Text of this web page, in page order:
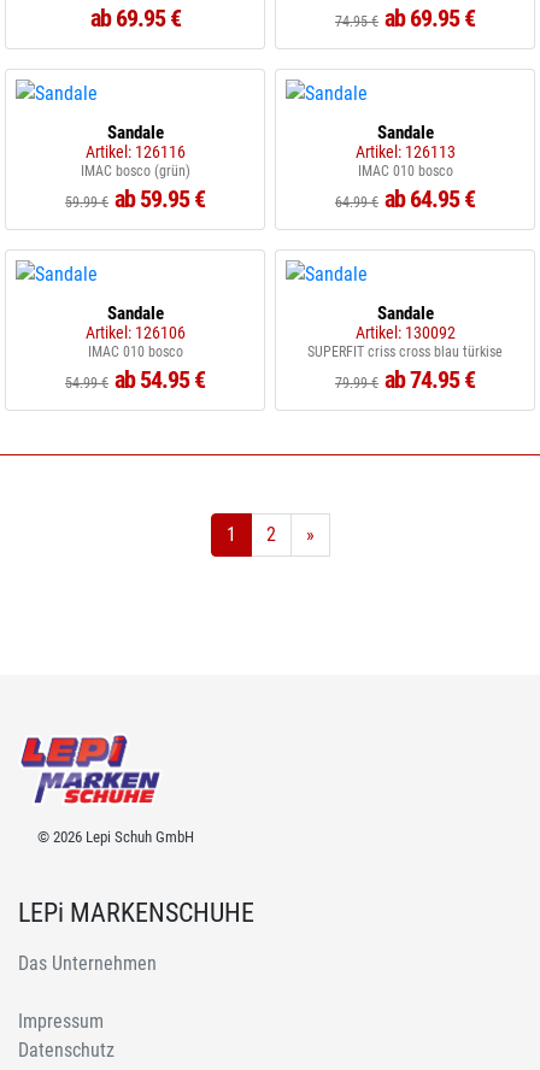
ab 69.95 €
74.95 € ab 69.95 €
Sandale
Artikel: 126116
IMAC bosco (grün)
59.99 € ab 59.95 €
Sandale
Artikel: 126113
IMAC 010 bosco
64.99 € ab 64.95 €
Sandale
Artikel: 126106
IMAC 010 bosco
54.99 € ab 54.95 €
Sandale
Artikel: 130092
SUPERFIT criss cross blau türkise
79.99 € ab 74.95 €
1 2 »
© 2026 Lepi Schuh GmbH
LEPi MARKENSCHUHE
Das Unternehmen
Impressum
Datenschutz